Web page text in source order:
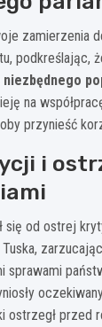
zamierzenia
podkreślając,
niezbędnego
na
przynieść
i
się od ostrej
ostrzegł przed